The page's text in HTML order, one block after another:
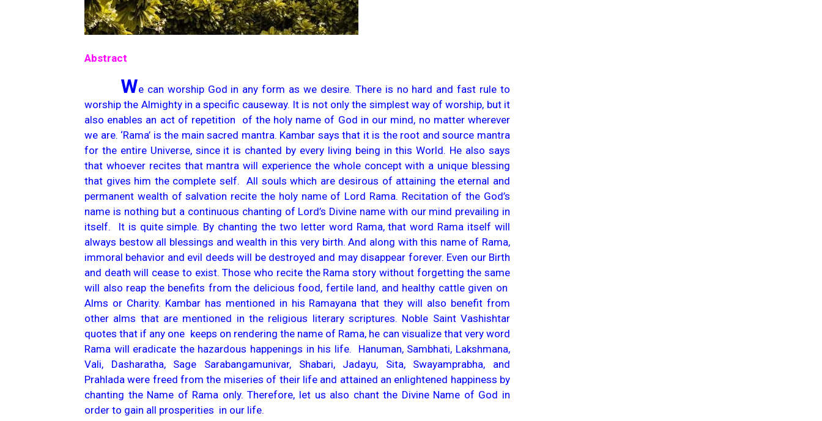
Abstract
We can worship God in any form as we desire. There is no hard and fast rule to
worship the Almighty in a specific causeway. It is not only the simplest way of worship, but it
also enables an act of repetition of the holy name of God in our mind, no matter wherever
we are. ‘Rama’ is the main sacred mantra. Kambar says that it is the root and source mantra
for the entire Universe, since it is chanted by every living being in this World. He also says
that whoever recites that mantra will experience the whole concept with a unique blessing
that gives him the complete self. All souls which are desirous of attaining the eternal and
permanent wealth of salvation recite the holy name of Lord Rama. Recitation of the God’s
name is nothing but a continuous chanting of Lord’s Divine name with our mind prevailing in
itself. It is quite simple. By chanting the two letter word Rama, that word Rama itself will
always bestow all blessings and wealth in this very birth. And along with this name of Rama,
immoral behavior and evil deeds will be destroyed and may disappear forever. Even our Birth
and death will cease to exist. Those who recite the Rama story without forgetting the same
will also reap the benefits from the delicious food, fertile land, and healthy cattle given on
Alms or Charity. Kambar has mentioned in his Ramayana that they will also benefit from
other alms that are mentioned in the religious literary scriptures. Noble Saint Vashishtar
quotes that if any one keeps on rendering the name of Rama, he can visualize that very word
Rama will eradicate the hazardous happenings in his life. Hanuman, Sambhati, Lakshmana,
Vali, Dasharatha, Sage Sarabangamunivar, Shabari, Jadayu, Sita, Swayamprabha, and
Prahlada were freed from the miseries of their life and attained an enlightened happiness by
chanting the Name of Rama only. Therefore, let us also chant the Divine Name of God in
order to gain all prosperities in our life.